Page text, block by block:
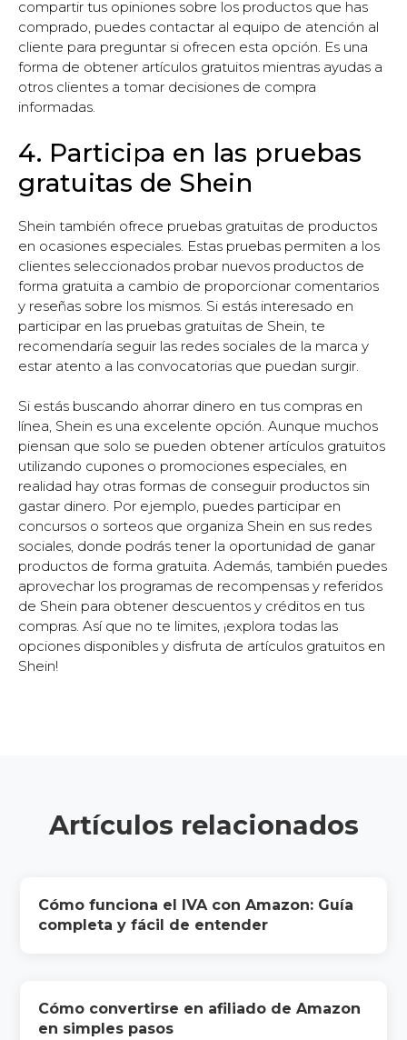
compartir tus opiniones sobre los productos que has
comprado, puedes contactar al equipo de atención al
cliente para preguntar si ofrecen esta opción. Es una
forma de obtener artículos gratuitos mientras ayudas a
otros clientes a tomar decisiones de compra
informadas.
4. Participa en las pruebas
gratuitas de Shein
Shein también ofrece pruebas gratuitas de productos
en ocasiones especiales. Estas pruebas permiten a los
clientes seleccionados probar nuevos productos de
forma gratuita a cambio de proporcionar comentarios
y reseñas sobre los mismos. Si estás interesado en
participar en las pruebas gratuitas de Shein, te
recomendaría seguir las redes sociales de la marca y
estar atento a las convocatorias que puedan surgir.
Si estás buscando ahorrar dinero en tus compras en
línea, Shein es una excelente opción. Aunque muchos
piensan que solo se pueden obtener artículos gratuitos
utilizando cupones o promociones especiales, en
realidad hay otras formas de conseguir productos sin
gastar dinero. Por ejemplo, puedes participar en
concursos o sorteos que organiza Shein en sus redes
sociales, donde podrás tener la oportunidad de ganar
productos de forma gratuita. Además, también puedes
aprovechar los programas de recompensas y referidos
de Shein para obtener descuentos y créditos en tus
compras. Así que no te limites, ¡explora todas las
opciones disponibles y disfruta de artículos gratuitos en
Shein!
Artículos relacionados
Cómo funciona el IVA con Amazon: Guía
completa y fácil de entender
Cómo convertirse en afiliado de Amazon
en simples pasos